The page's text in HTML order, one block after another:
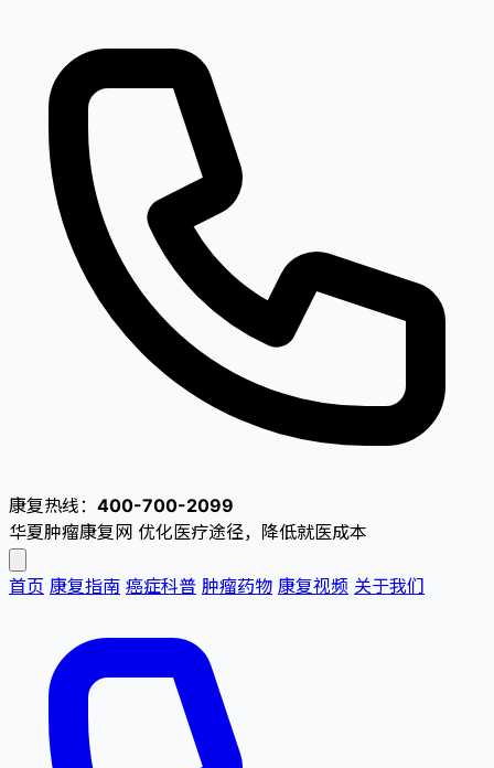
康复热线： 400-700-2099
华夏肿瘤康复网 优化医疗途径，降低就医成本
首页 康复指南 癌症科普 肿瘤药物 康复视频 关于我们